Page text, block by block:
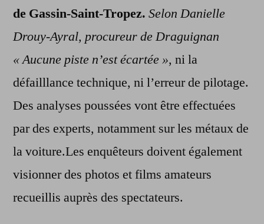
de Gassin-Saint-Tropez. Selon Danielle
Drouy-Ayral, procureur de Draguignan
« Aucune piste n’est écartée », ni la
défailllance technique, ni l’erreur de pilotage.
Des analyses poussées vont être effectuées
par des experts, notamment sur les métaux de
la voiture.Les enquêteurs doivent également
visionner des photos et films amateurs
recueillis auprès des spectateurs.